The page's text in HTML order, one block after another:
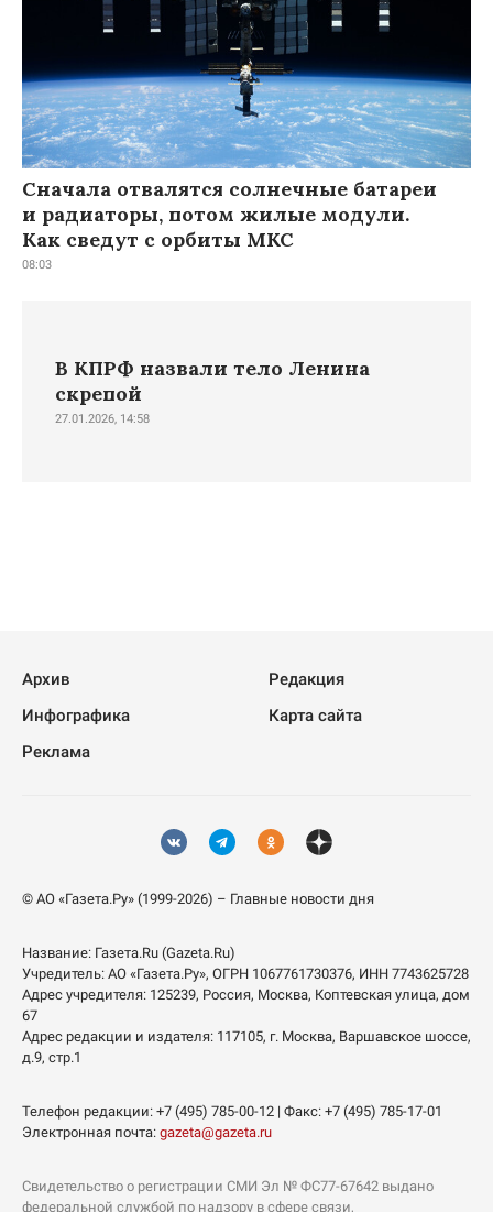
Сначала отвалятся солнечные батареи
и радиаторы, потом жилые модули.
Как сведут с орбиты МКС
08:03
В КПРФ назвали тело Ленина
скрепой
27.01.2026, 14:58
Архив
Редакция
Инфографика
Карта сайта
Реклама
© АО «Газета.Ру» (1999-2026) – Главные новости дня
Название: Газета.Ru (Gazeta.Ru)
Учредитель: АО «Газета.Ру», ОГРН 1067761730376, ИНН 7743625728
Адрес учредителя: 125239, Россия, Москва, Коптевская улица, дом
67
Адрес редакции и издателя: 117105, г. Москва, Варшавское шоссе,
д.9, стр.1
Телефон редакции: +7 (495) 785-00-12 | Факс: +7 (495) 785-17-01
Электронная почта: gazeta@gazeta.ru
Свидетельство о регистрации СМИ Эл № ФС77-67642 выдано
федеральной службой по надзору в сфере связи,